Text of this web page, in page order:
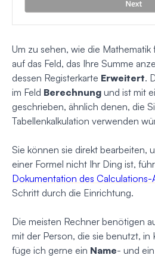
Um zu sehen, wie die
auf das Feld, das Ihre Summe
dessen Registerkarte Erweitert.
im Feld Berechnung und ist mit
geschrieben, ähnlich denen, die
Tabellenkalkulation verwenden
Sie können sie direkt bearbeiten,
einer Formel nicht Ihr Ding ist,
Dokumentation des Calculations-
Schritt durch die Einrichtung.
Die meisten Rechner benötigen
mit der Person, die sie benutzt,
füge ich gerne ein Name- und ein